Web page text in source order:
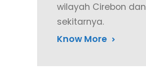
wilayah Cirebon dan
sekitarnya.
Know More